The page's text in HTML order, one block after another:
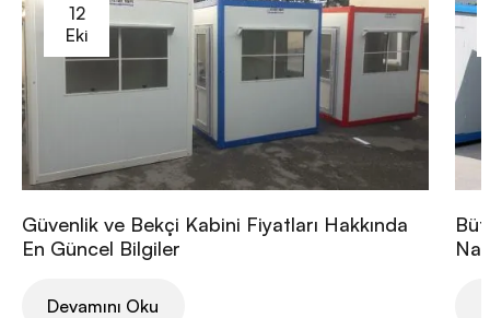
12
Eki
Güvenlik ve Bekçi Kabini Fiyatları Hakkında
En Güncel Bilgiler
Devamını Oku